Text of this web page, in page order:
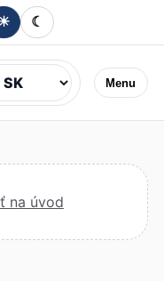
☾
Menu
Jazyk
na úvod